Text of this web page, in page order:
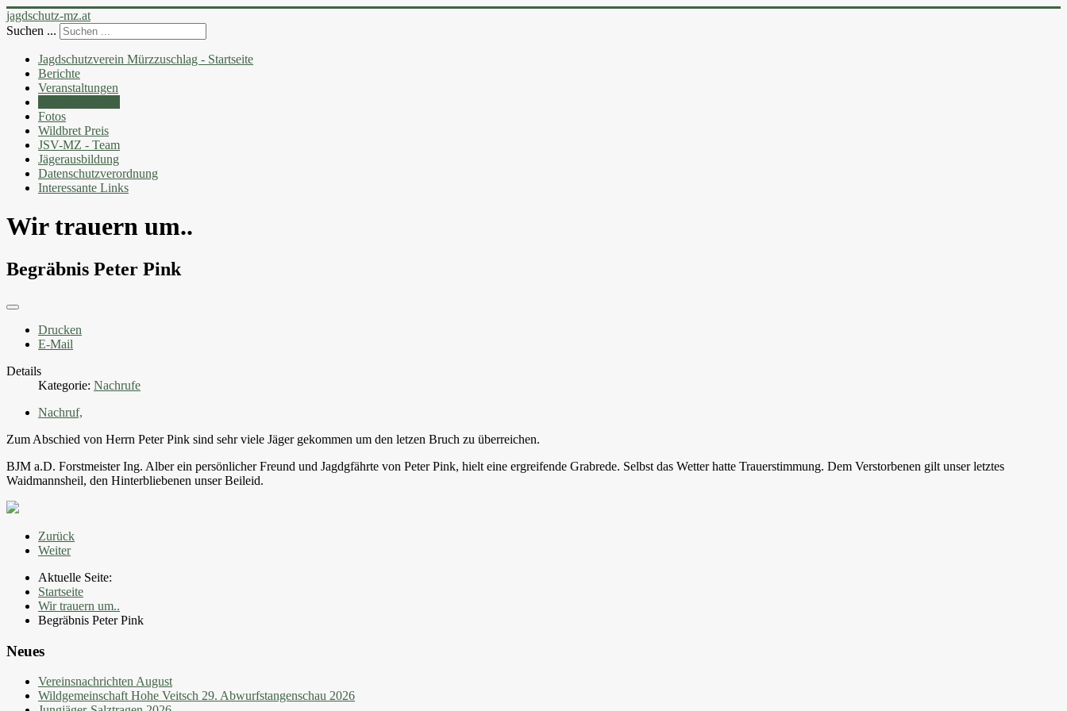
jagdschutz-mz.at
Suchen ...
Jagdschutzverein Mürzzuschlag - Startseite
Berichte
Veranstaltungen
Fotos
Wildbret Preis
JSV-MZ - Team
Jägerausbildung
Datenschutzverordnung
Interessante Links
Wir trauern um..
Begräbnis Peter Pink
Drucken
E-Mail
Details
Kategorie: Nachrufe
Nachruf,
Zum Abschied von Herrn Peter Pink sind sehr viele Jäger gekommen um den letzen Bruch zu überreichen.
BJM a.D. Forstmeister Ing. Alber ein persönlicher Freund und Jagdgfährte von Peter Pink, hielt eine ergreifende Grabrede. Selbst das Wetter hatte Trauerstimmung. Dem Verstorbenen gilt unser letztes
Waidmannsheil, den Hinterbliebenen unser Beileid.
Zurück
Weiter
Aktuelle Seite:
Startseite
Wir trauern um..
Begräbnis Peter Pink
Neues
Vereinsnachrichten August
Wildgemeinschaft Hohe Veitsch 29. Abwurfstangenschau 2026